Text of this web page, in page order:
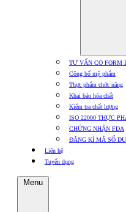
TƯ VẤN CO FORM
Công bố mỹ phẩm
Thực phẩm chức năng
Khai báo hóa chất
Kiểm tra chất lượng
ISO 22000 THỰC
CHỨNG NHẬN FDA
ĐĂNG KÍ MÃ SỐ
Liên hệ
Tuyển dụng
Menu